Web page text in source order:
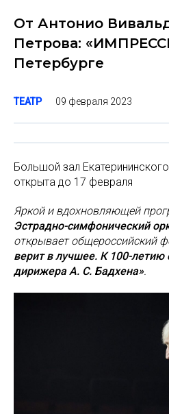
От Антонио
Петрова:
Петербурге
ТЕАТР 09 февраля 2023
Большой зал
открыта до 17 февраля
Яркой и вдохновляющей
Эстрадно-симфонический
открывает общероссийский
верит в лучшее. К 100-
дирижера А. С. Бадхена».